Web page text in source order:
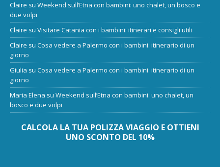
Claire su Weekend sull’Etna con bambini: uno chalet, un bosco e
due volpi
Claire su Visitare Catania con i bambini: itinerari e consigli utili
Claire su Cosa vedere a Palermo con i bambini: itinerario di un
giorno
Giulia su Cosa vedere a Palermo con i bambini: itinerario di un
giorno
Maria Elena su Weekend sull’Etna con bambini: uno chalet, un
bosco e due volpi
CALCOLA LA TUA POLIZZA VIAGGIO E OTTIENI
UNO SCONTO DEL 10%